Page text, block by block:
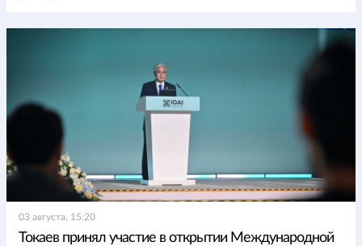
03 августа, 15:20
Токаев принял участие в открытии Международной